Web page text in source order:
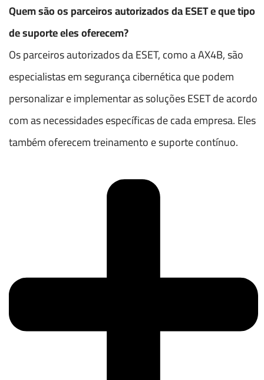
Quem são os parceiros autorizados da ESET e que tipo
de suporte eles oferecem?
Os parceiros autorizados da ESET, como a AX4B, são
especialistas em segurança cibernética que podem
personalizar e implementar as soluções ESET de acordo
com as necessidades específicas de cada empresa. Eles
também oferecem treinamento e suporte contínuo.